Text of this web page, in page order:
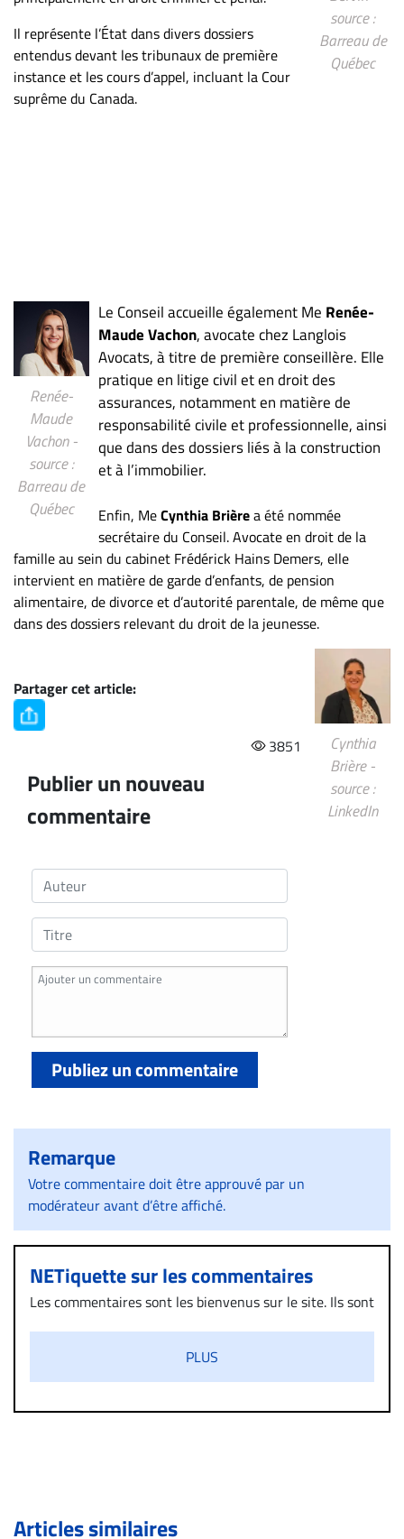
Page
entreprises
Publier
Nous
joindre
À
propos
Infolettre
S’abonner
FAQ
Politique de
confidentialité
source :
Barreau de
Québec
Il représente l’État dans divers dossiers
entendus devant les tribunaux de première
instance et les cours d’appel, incluant la Cour
suprême du Canada.
Renée-
Maude
Vachon -
source :
Barreau de
Québec
Le Conseil accueille également Me Renée-
Maude Vachon, avocate chez Langlois
Avocats, à titre de première conseillère. Elle
pratique en litige civil et en droit des
assurances, notamment en matière de
responsabilité civile et professionnelle, ainsi
que dans des dossiers liés à la construction
et à l’immobilier.
Enfin, MeCynthia Brièrea été nommée
secrétaire du Conseil. Avocate en droit de la
famille au sein du cabinet Frédérick Hains Demers, elle
intervient en matière de garde d’enfants, de pension
alimentaire, de divorce et d’autorité parentale, de même que
dans des dossiers relevant du droit de la jeunesse.
Cynthia
Brière -
source :
LinkedIn
Partager cet article:
3851
Publier un nouveau
commentaire
Publiez un commentaire
Remarque
Votre commentaire doit être approuvé par un
modérateur avant d’être affiché.
NETiquette sur les commentaires
Les commentaires sont les bienvenus sur le site. Ils sont
diffamatoire. Si malgré cette politique de modération,
un commentaire publié sur le site vous dérange, prenez
immédiatement contact par courriel (info@droit-
de validation, un droit de réponse.
PLUS
Articles similaires